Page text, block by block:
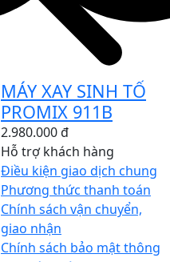
MÁY XAY SINH TỐ
PROMIX 911B
2.980.000 đ
Hỗ trợ khách hàng
Điều kiện giao dịch chung
Phương thức thanh toán
Chính sách vận chuyển,
giao nhận
Chính sách bảo mật thông